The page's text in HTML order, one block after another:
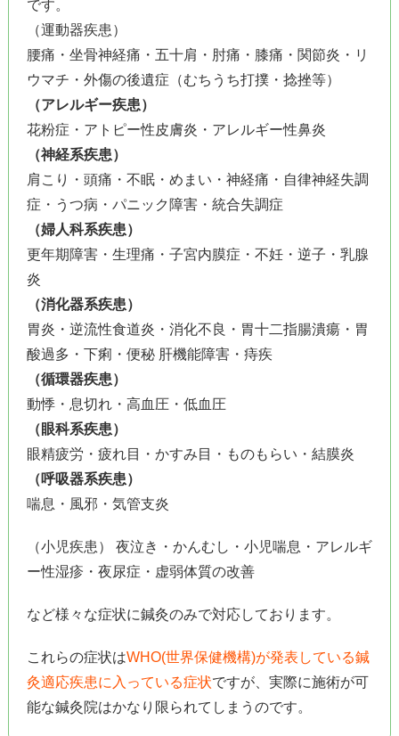
です。
（運動器疾患）
腰痛・坐骨神経痛・五十肩・肘痛・膝痛・関節炎・リ
ウマチ・外傷の後遺症（むちうち打撲・捻挫等）
（アレルギー疾患）
花粉症・アトピー性皮膚炎・アレルギー性鼻炎
（神経系疾患）
肩こり・頭痛・不眠・めまい・神経痛・自律神経失調
症・うつ病・パニック障害・統合失調症
（婦人科系疾患）
更年期障害・生理痛・子宮内膜症・不妊・逆子・乳腺
炎
（消化器系疾患）
胃炎・逆流性食道炎・消化不良・胃十二指腸潰瘍・胃
酸過多・下痢・便秘 肝機能障害・痔疾
（循環器疾患）
動悸・息切れ・高血圧・低血圧
（眼科系疾患）
眼精疲労・疲れ目・かすみ目・ものもらい・結膜炎
（呼吸器系疾患）
喘息・風邪・気管支炎
（小児疾患） 夜泣き・かんむし・小児喘息・アレルギ
ー性湿疹・夜尿症・虚弱体質の改善
など様々な症状に鍼灸のみで対応しております。
これらの症状はWHO(世界保健機構)が発表している鍼
灸適応疾患に入っている症状ですが、実際に施術が可
能な鍼灸院はかなり限られてしまうのです。